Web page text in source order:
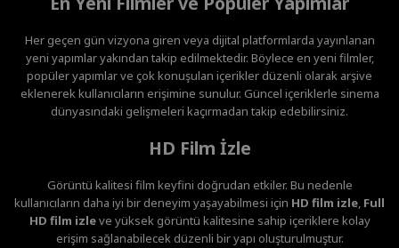
Her geçen gün vizyona giren veya dijital platformlarda yayınlanan
yeni yapımlar yakından takip edilmektedir. Böylece en yeni filmler,
popüler yapımlar ve çok konuşulan içerikler düzenli olarak arşive
eklenerek kullanıcıların erişimine sunulur. Güncel içeriklerle sinema
dünyasındaki gelişmeleri kaçırmadan takip edebilirsiniz.
HD Film İzle
Görüntü kalitesi film keyfini doğrudan etkiler. Bu nedenle
kullanıcıların daha iyi bir deneyim yaşayabilmesi için HD film izle, Full
HD film izleve yüksek görüntü kalitesine sahip içeriklere kolay
erişim sağlanabilecek düzenli bir yapı oluşturulmuştur.